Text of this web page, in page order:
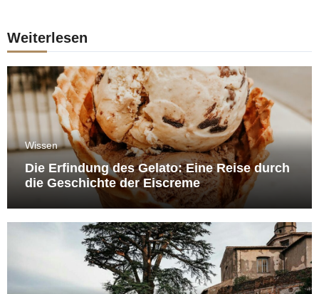
Weiterlesen
Wissen
Die Erfindung des Gelato: Eine Reise durch
die Geschichte der Eiscreme